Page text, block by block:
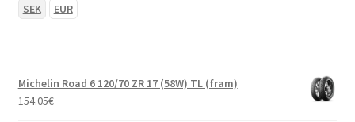
SEK EUR
Michelin Road 6 120/70 ZR 17 (58W) TL (fram)
154.05€